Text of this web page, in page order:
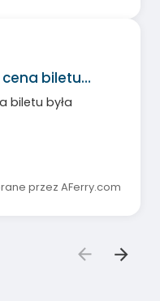
cena biletu…
biletu była
przez AFerry.com